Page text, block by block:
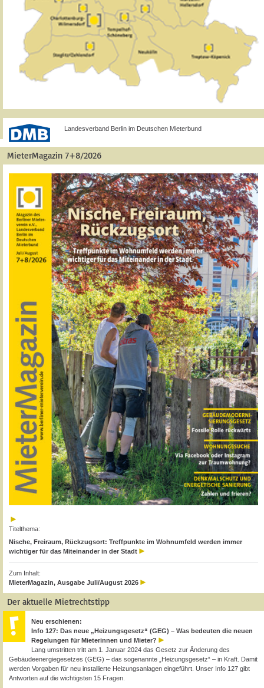
Landesverband Berlin im Deutschen Mieterbund
MieterMagazin 7+8/2026
Titelthema:
Nische, Freiraum, Rückzugsort: Treffpunkte im Wohnumfeld werden immer
wichtiger für das Miteinander in der Stadt
Zum Inhalt:
MieterMagazin, Ausgabe Juli/August 2026
Der aktuelle Mietrechtstipp
Neu erschienen:
Info 127: Das neue „Heizungsgesetz“ (GEG) – Was bedeuten die neuen
Regelungen für Mieterinnen und Mieter?
Lang umstritten tritt am 1. Januar 2024 das Gesetz zur Änderung des
Gebäudeenergiegesetzes (GEG) – das sogenannte „Heizungsgesetz“ – in Kraft. Damit
werden Vorgaben für neu installierte Heizungsanlagen eingeführt. Unser Info 127 gibt
Antworten auf die wichtigsten 15 Fragen.